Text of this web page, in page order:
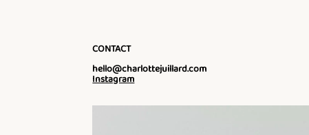
CONTACT
hello@charlottejuillard.com
Instagram